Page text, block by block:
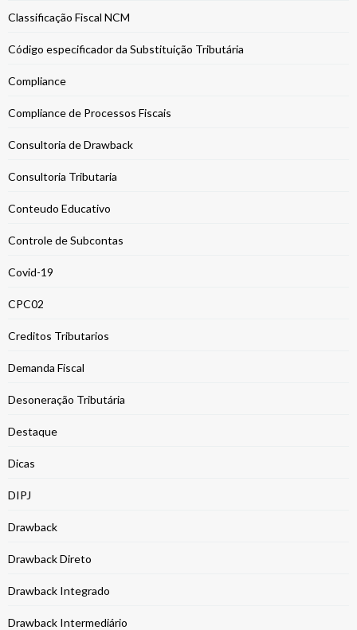
Classificação Fiscal NCM
Código especificador da Substituição Tributária
Compliance
Compliance de Processos Fiscais
Consultoria de Drawback
Consultoria Tributaria
Conteudo Educativo
Controle de Subcontas
Covid-19
CPC02
Creditos Tributarios
Demanda Fiscal
Desoneração Tributária
Destaque
Dicas
DIPJ
Drawback
Drawback Direto
Drawback Integrado
Drawback Intermediário